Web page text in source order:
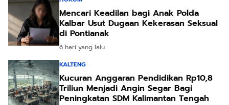
Mencari Keadilan bagi Anak Polda
Kalbar Usut Dugaan Kekerasan Seksual
di Pontianak
6 hari yang lalu
KALTENG
Kucuran Anggaran Pendidikan Rp10,8
Triliun Menjadi Angin Segar Bagi
Peningkatan SDM Kalimantan Tengah